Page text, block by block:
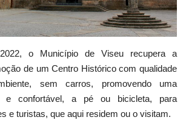
o Município de Viseu recupera a
de um Centro Histórico com qualidade
sem carros, promovendo uma
e confortável, a pé ou bicicleta, para
e turistas, que aqui residem ou o visitam.